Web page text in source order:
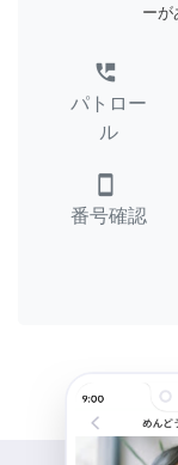
ーが
perm_phone_msg
パトロー
ル
smartphone
番号確認